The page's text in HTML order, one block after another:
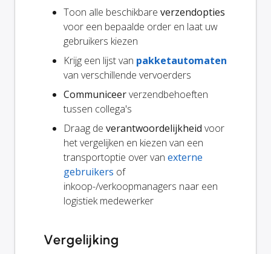
Toon alle beschikbare verzendopties
voor een bepaalde order en laat uw
gebruikers kiezen
Krijg een lijst van pakketautomaten
van verschillende vervoerders
Communiceerverzendbehoeften
tussen collega's
Draag de verantwoordelijkheid voor
het vergelijken en kiezen van een
transportoptie over van externe
gebruikers of
inkoop-/verkoopmanagers naar een
logistiek medewerker
Vergelijking